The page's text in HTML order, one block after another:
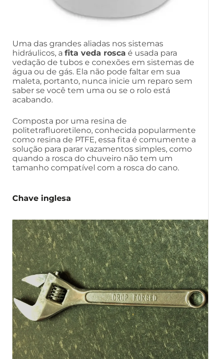
Uma das grandes aliadas nos sistemas
hidráulicos, a fita veda rosca é usada para
vedação de tubos e conexões em sistemas de
água ou de gás. Ela não pode faltar em sua
maleta, portanto, nunca inicie um reparo sem
saber se você tem uma ou se o rolo está
acabando.
Composta por uma resina de
politetrafluoretileno, conhecida popularmente
como resina de PTFE, essa fita é comumente a
solução para parar vazamentos simples, como
quando a rosca do chuveiro não tem um
tamanho compatível com a rosca do cano.
Chave inglesa